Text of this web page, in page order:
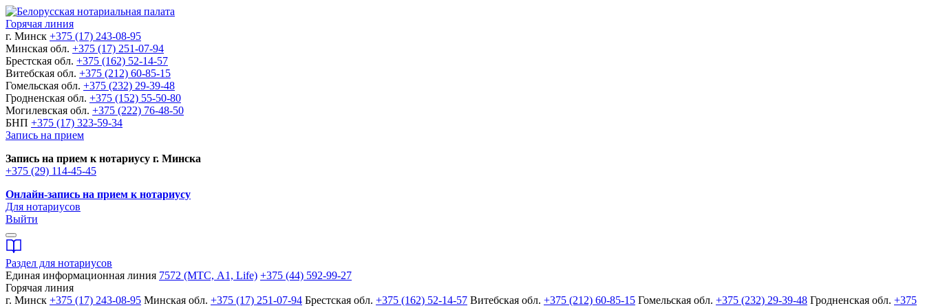
Горячая линия
г. Минск +375 (17) 243-08-95
Минская обл. +375 (17) 251-07-94
Брестская обл. +375 (162) 52-14-57
Витебская обл. +375 (212) 60-85-15
Гомельская обл. +375 (232) 29-39-48
Гродненская обл. +375 (152) 55-50-80
Могилевская обл. +375 (222) 76-48-50
БНП +375 (17) 323-59-34
Запись на прием
Запись на прием к нотариусу г. Минска
+375 (29) 114-45-45
Онлайн-запись на прием к нотариусу
Для нотариусов
Выйти
Раздел для нотариусов
Единая информационная линия 7572 (МТС, A1, Life) +375 (44) 592-99-27
Горячая линия
г. Минск +375 (17) 243-08-95 Минская обл. +375 (17) 251-07-94 Брестская обл. +375 (162) 52-14-57 Витебская обл. +375 (212) 60-85-15 Гомельская обл. +375 (232) 29-39-48 Гродненская обл. +375